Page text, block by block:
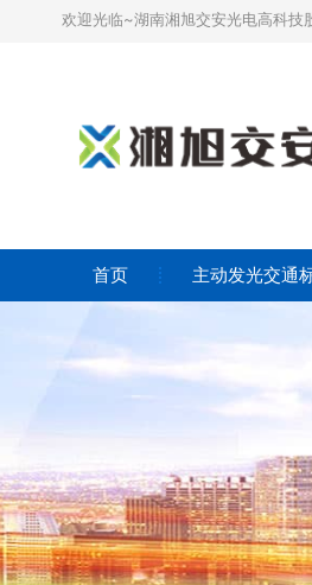
欢迎光临~湖南湘旭交安光电高科技
首页 主动发光交通